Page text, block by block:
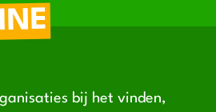
bij het vinden,